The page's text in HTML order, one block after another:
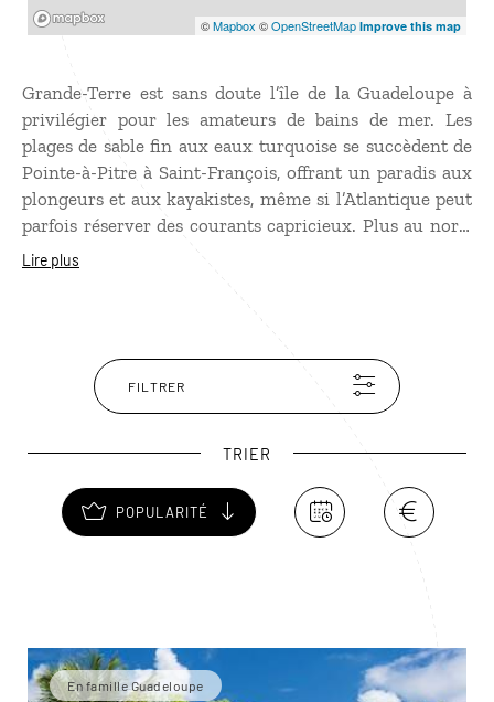
©Mapbox ©OpenStreetMap Improve this map
Grande-Terre est sans doute l’île de la Guadeloupe à
privilégier pour les amateurs de bains de mer. Les
plages de sable fin aux eaux turquoise se succèdent de
Pointe-à-Pitre à Saint-François, offrant un paradis aux
plongeurs et aux kayakistes, même si l’Atlantique peut
parfois réserver des courants capricieux. Plus au nord,
les côtes révèlent un caractère plus sauvage et
maisons colorées, séduit quant à lui par son
authenticité et sa magnifique plage du Souffleur,
bordée de raisiniers et très prisée des familles.
vallées verdoyantes appelés Grands-Fonds, mêle
espaces agricoles consacrés à la canne à sucre et
chemins de randonnée offrant un dépaysement garanti.
Lire plus
FILTRER
TRIER
POPULARITÉ
En famille Guadeloupe